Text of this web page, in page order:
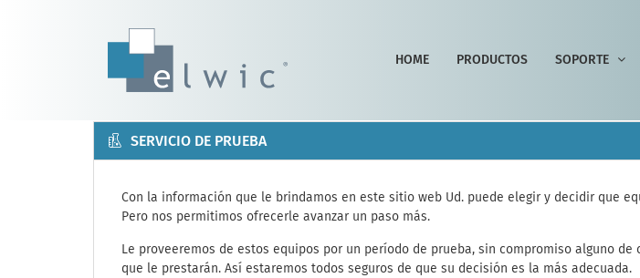
HOME PRODUCTOS SOPORTE
SERVICIO DE PRUEBA
Con la información que le brindamos en este sitio web Ud. puede elegir y decidir que
Pero nos permitimos ofrecerle avanzar un paso más.
Le proveeremos de estos equipos por un período de prueba, sin compromiso alguno
que le prestarán. Así estaremos todos seguros de que su decisión es la más adecuada.